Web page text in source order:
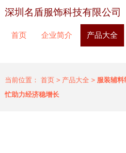
深圳名盾服饰科技有限公司
首页 企业简介 产品大全
当前位置： 首页 > 产品大全 > 服装辅
忙助力经济稳增长